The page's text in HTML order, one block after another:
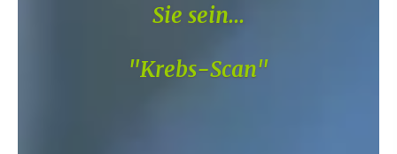
Sie sein...
"Krebs-Scan"